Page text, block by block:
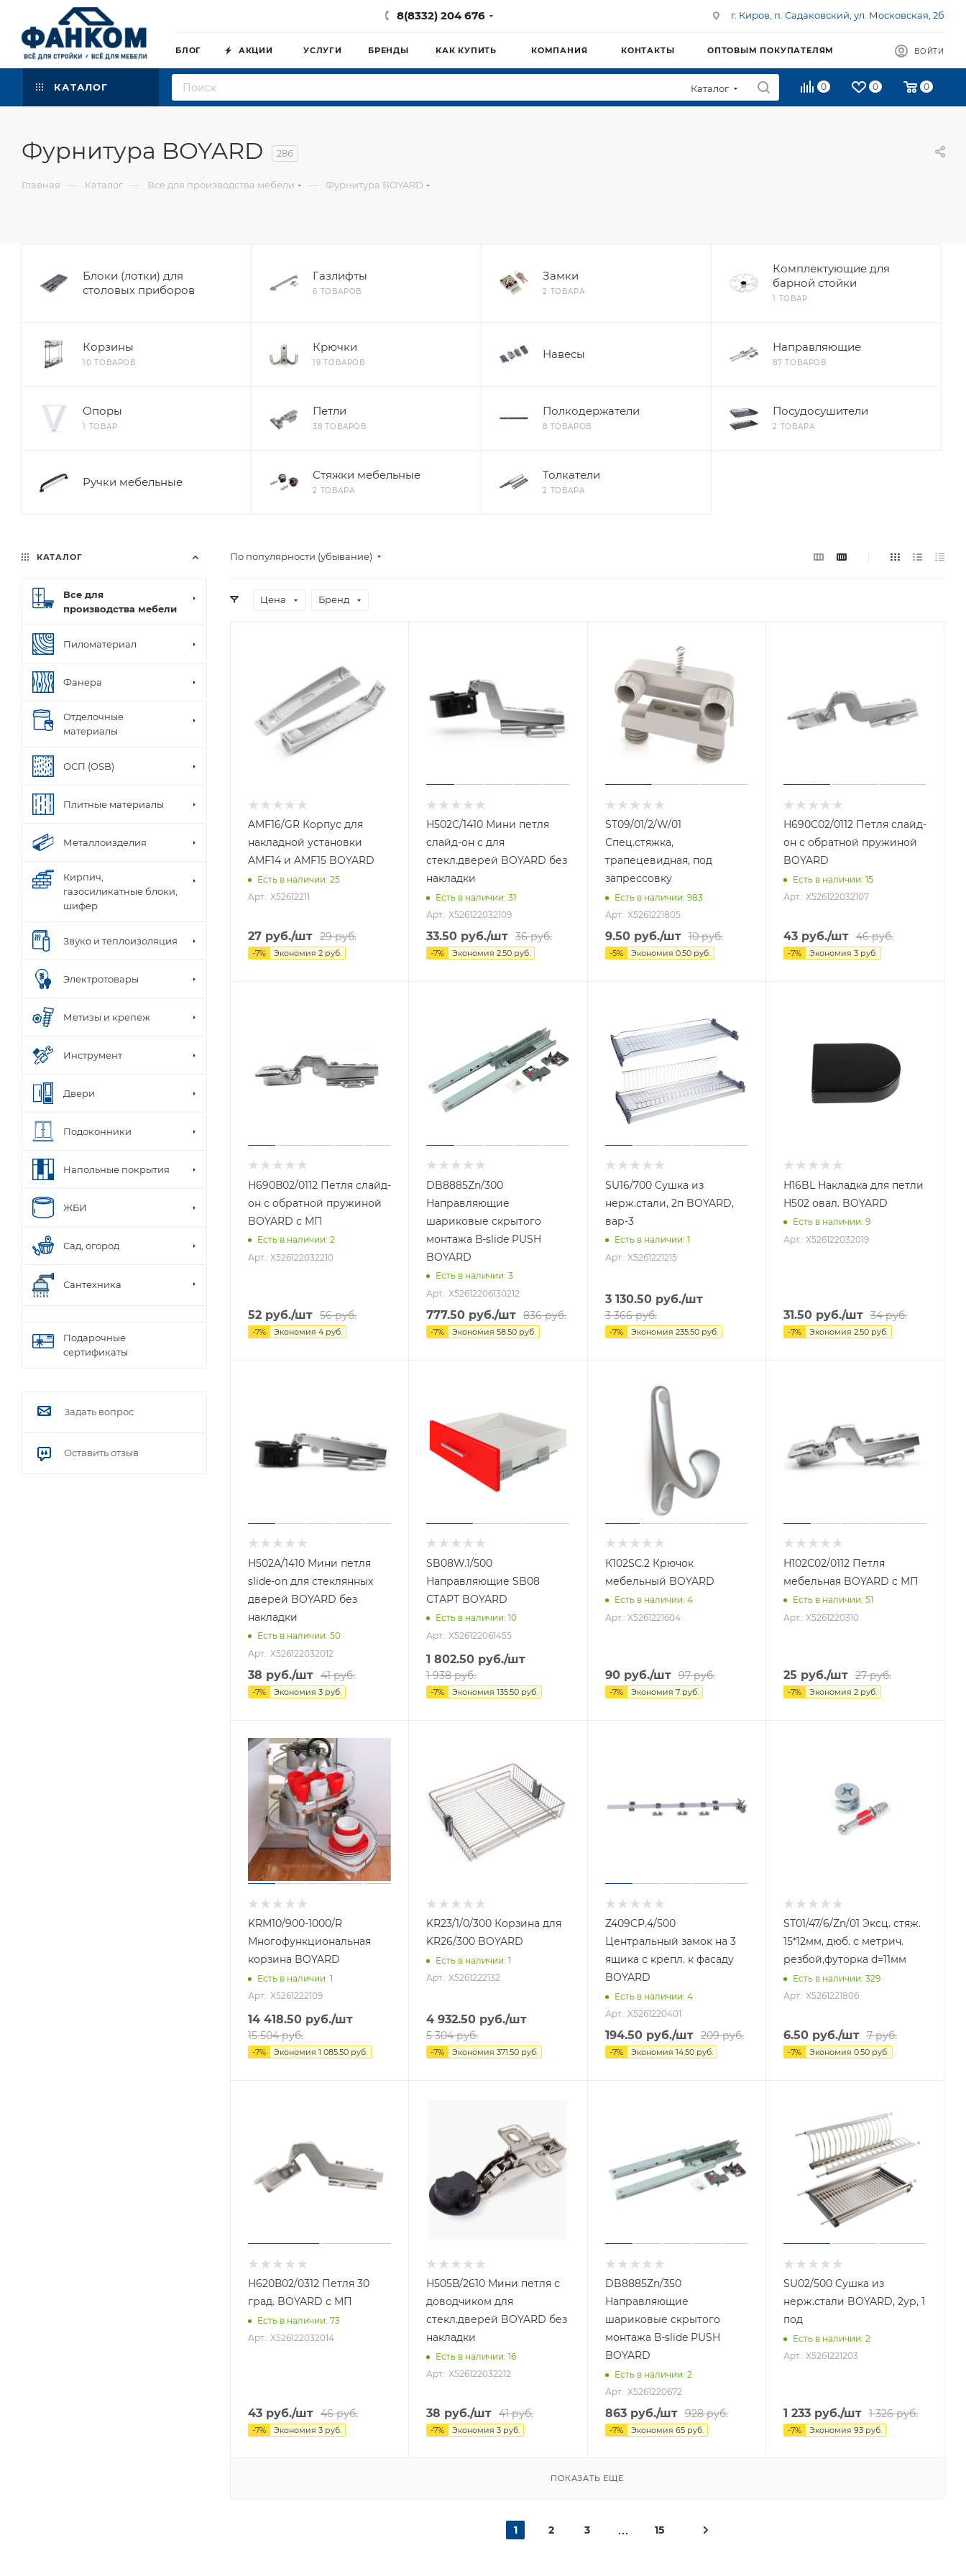
8(8332) 204 676 г. Киров, п. Садаковский, ул. Московская, 2б
БЛОГ АКЦИИ УСЛУГИ БРЕНДЫ КАК КУПИТЬ КОМПАНИЯ КОНТАКТЫ ОПТОВЫМ ПОКУПАТЕЛЯМ ВОЙТИ
КАТАЛОГ Каталог 0 0 0
Фурнитура BOYARD 286
Главная — Каталог — Все для производства мебели — Фурнитура BOYARD
Блоки (лотки) для
столовых приборов
Газлифты
6 ТОВАРОВ
Замки
2 ТОВАРА
Комплектующие для
барной стойки
1 ТОВАР
Корзины
10 ТОВАРОВ
Крючки
19 ТОВАРОВ
Навесы
Направляющие
87 ТОВАРОВ
Опоры
1 ТОВАР
Петли
38 ТОВАРОВ
Полкодержатели
8 ТОВАРОВ
Посудосушители
2 ТОВАРА
Ручки мебельные
Стяжки мебельные
2 ТОВАРА
Толкатели
2 ТОВАРА
По популярности (убывание)
Цена Бренд
AMF16/GR Корпус для
накладной установки
AMF14 и AMF15 BOYARD
Есть в наличии: 25
Арт.: X52612211
27 руб./шт 29руб.
-7% Экономия 2 руб.
Н502С/1410 Мини петля
слайд-он с для
стекл.дверей BOYARD без
накладки
Есть в наличии: 31
Арт.: X526122032109
33.50 руб./шт 36руб.
-7% Экономия2.50 руб.
ST09/01/2/W/01
Спец.стяжка,
трапецевидная, под
запрессовку
Есть в наличии: 983
Арт.: X5261221805
9.50руб./шт 10руб.
-5% Экономия 0.50руб.
Н690С02/0112 Петля слайд-
он с обратной пружиной
BOYARD
Есть в наличии: 15
Арт.: X526122032107
43руб./шт 46руб.
-7% Экономия 3руб.
Н690В02/0112 Петля слайд-
он с обратной пружиной
BOYARD с МП
Есть в наличии: 2
Арт.: X526122032210
52 руб./шт 56руб.
-7% Экономия 4 руб.
DB8885Zn/300
Направляющие
шариковые скрытого
монтажа В-slide PUSH
BOYARD
Есть в наличии: 3
Арт.: X52612206130212
777.50 руб./шт 836руб.
-7% Экономия58.50 руб.
SU16/700 Cушка из
нерж.стали, 2п BOYARD,
вар-3
Есть в наличии: 1
Арт.: X5261221215
3 130.50руб./шт
3 366руб.
-7% Экономия 235.50руб.
Н16BL Накладка для петли
Н502 овал. BOYARD
Есть в наличии: 9
Арт.: X526122032019
31.50руб./шт 34руб.
-7% Экономия 2.50руб.
Н502А/1410 Мини петля
slide-on для стеклянных
дверей BOYARD без
накладки
Есть в наличии: 50
Арт.: X526122032012
38 руб./шт 41руб.
-7% Экономия 3 руб.
SB08W.1/500
Направляющие SB08
СТАРТ BOYARD
Есть в наличии: 10
Арт.: X526122061455
1 802.50 руб./шт
1 938руб.
-7% Экономия135.50 руб.
К102SC.2 Крючок
мебельный BOYARD
Есть в наличии: 4
Арт.: X5261221604
90руб./шт 97руб.
-7% Экономия 7руб.
Н102С02/0112 Петля
мебельная BOYARD с МП
Есть в наличии: 51
Арт.: X5261220310
25 руб./шт 27руб.
-7% Экономия 2руб.
KRM10/900-1000/R
Многофункциональная
корзина BOYARD
Есть в наличии: 1
Арт.: X5261222109
14 418.50 руб./шт
15 504руб.
-7% Экономия 1 085.50 руб.
KR23/1/0/300 Корзина для
KR26/300 BOYARD
Есть в наличии: 1
Арт.: X5261222132
4 932.50 руб./шт
5 304руб.
-7% Экономия371.50 руб.
Z409CP.4/500
Центральный замок на 3
ящика с крепл. к фасаду
BOYARD
Есть в наличии: 4
Арт.: X5261220401
194.50руб./шт 209руб.
-7% Экономия 14.50руб.
ST01/47/6/Zn/01 Эксц. стяж.
15*12мм, дюб. с метрич.
резбой,футорка d=11мм
Есть в наличии: 329
Арт.: X5261221806
6.50руб./шт 7руб.
-7% Экономия 0.50руб.
Н620В02/0312 Петля 30
град. BOYARD с МП
Есть в наличии: 73
Арт.: X526122032014
43 руб./шт 46руб.
-7% Экономия 3 руб.
Н505В/2610 Мини петля с
доводчиком для
стекл.дверей BOYARD без
накладки
Есть в наличии: 16
Арт.: X526122032212
38 руб./шт 41руб.
-7% Экономия3 руб.
DB8885Zn/350
Направляющие
шариковые скрытого
монтажа В-slide PUSH
BOYARD
Есть в наличии: 2
Арт.: X5261220672
863руб./шт 928руб.
-7% Экономия 65руб.
SU02/500 Cушка из
нерж.стали BOYARD, 2ур, 1
под
Есть в наличии: 2
Арт.: X5261221203
1 233руб./шт 1 326руб.
-7% Экономия 93руб.
ПОКАЗАТЬ ЕЩЕ
1 2 3 15
КАТАЛОГ
Все для
производства мебели
Пиломатериал
Фанера
Отделочные
материалы
ОСП (OSB)
Плитные материалы
Металлоизделия
Кирпич,
газосиликатные блоки,
шифер
Звуко и теплоизоляция
Электротовары
Метизы и крепеж
Инструмент
Двери
Подоконники
Напольные покрытия
ЖБИ
Сад, огород
Сантехника
Подарочные
сертификаты
Задать вопрос
Оставить отзыв